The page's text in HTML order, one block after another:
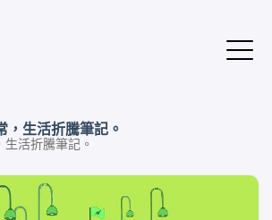
，生活折騰筆記。
活折騰筆記。